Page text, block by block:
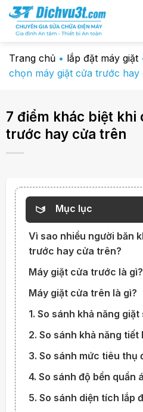
Chuyển
đến
dung
Trang chủ • lắp đặt máy giặt
chọn máy giặt cửa trước hay
7 điểm khác biệt khi
trước hay cửa trên
Mục lục
Vì sao nhiều người băn
trước hay cửa trên?
Máy giặt cửa trước là gì?
Máy giặt cửa trên là gì?
1. So sánh khả năng giặt
2. So sánh khả năng tiết
3. So sánh mức tiêu thụ
4. So sánh độ bền quần
5. So sánh diện tích lắp